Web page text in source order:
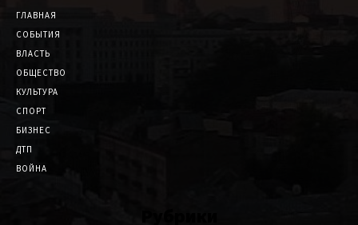
ГЛАВНАЯ
СОБЫТИЯ
ВЛАСТЬ
ОБЩЕСТВО
КУЛЬТУРА
СПОРТ
БИЗНЕС
ДТП
ВОЙНА